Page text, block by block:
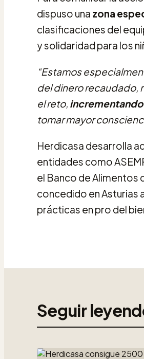
dispuso una zona
clasificaciones del
y solidaridad para los
“Estamos
del dinero recaudado,
el reto, incrementando
tomar mayor
Herdicasa desarrolla
entidades como
el Banco de Alimentos
concedido en Asturias
prácticas en pro del
Seguir